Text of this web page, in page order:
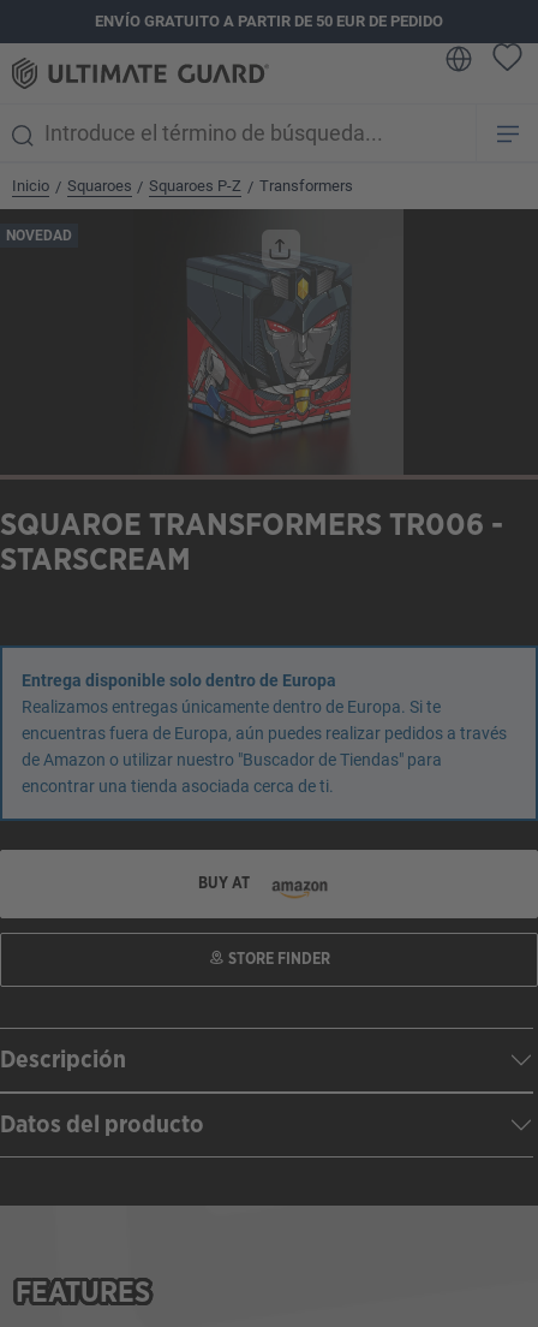
principalENVÍO GRATUITO A PARTIR DE 50 EUR DE PEDIDO
Inicio / Squaroes / Squaroes P-Z / Transformers
NOVEDAD
SQUAROE TRANSFORMERS TR006 -
STARSCREAM
Entrega disponible solo dentro de Europa
Realizamos entregas únicamente dentro de Europa. Si te
encuentras fuera de Europa, aún puedes realizar pedidos a través
de Amazon o utilizar nuestro "Buscador de Tiendas" para
encontrar una tienda asociada cerca de ti.
BUY AT
STORE FINDER
Descripción
Datos del producto
FEATURES